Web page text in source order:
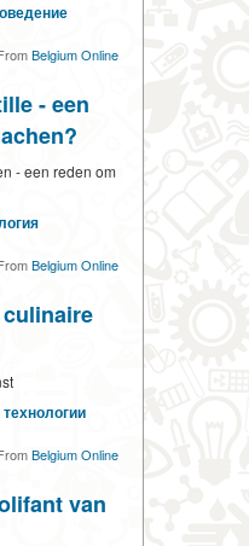
Belgium Online
- een
- een reden om
Belgium Online
Belgium Online
van